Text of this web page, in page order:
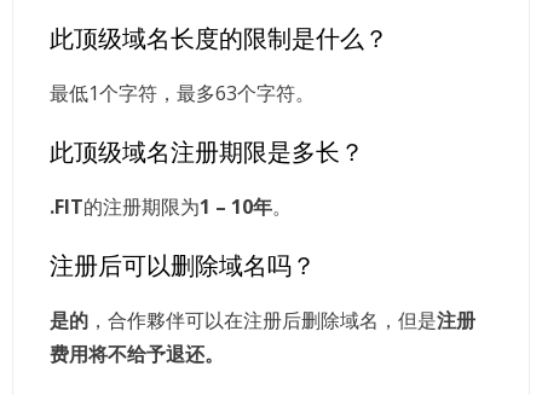
此顶级域名长度的限制是什么？
最低1个字符，最多63个字符。
此顶级域名注册期限是多长？
.FIT的注册期限为1 – 10年。
注册后可以删除域名吗？
是的 ，合作夥伴可以在注册后删除域名，但是注册
费用将不给予退还。